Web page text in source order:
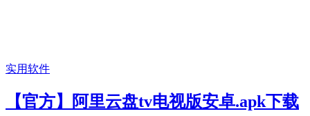
实用软件
【官方】阿里云盘tv电视版安卓.apk下载